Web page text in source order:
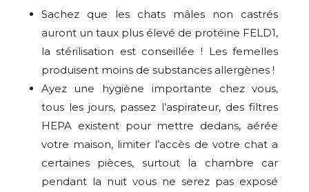
Sachez que les chats mâles non castrés
auront un taux plus élevé de protéine FELD1,
la stérilisation est conseillée ! Les femelles
produisent moins de substances allergènes !
Ayez une hygiène importante chez vous,
tous les jours, passez l’aspirateur, des filtres
HEPA existent pour mettre dedans, aérée
votre maison, limiter l’accès de votre chat a
certaines pièces, surtout la chambre car
pendant la nuit vous ne serez pas exposé